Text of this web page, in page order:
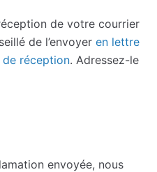
de votre courrier
de l’envoyer en lettre
de réception. Adressez-le
envoyée, nous